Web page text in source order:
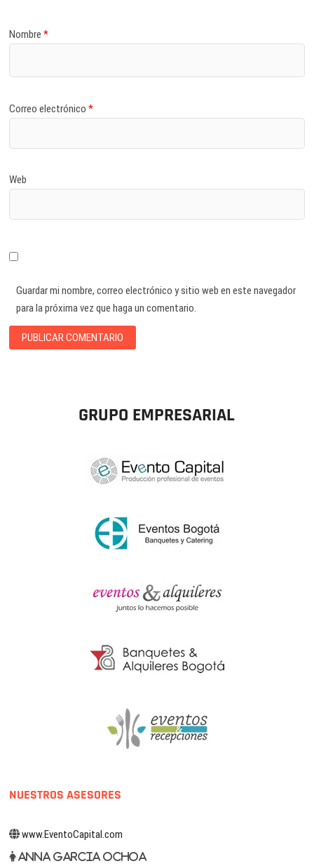
Nombre*
Correo electrónico*
Web
Guardar mi nombre, correo electrónico y sitio web en este navegador
para la próxima vez que haga un comentario.
GRUPO EMPRESARIAL
NUESTROS ASESORES
www.EventoCapital.com
Anna Garcia Ochoa